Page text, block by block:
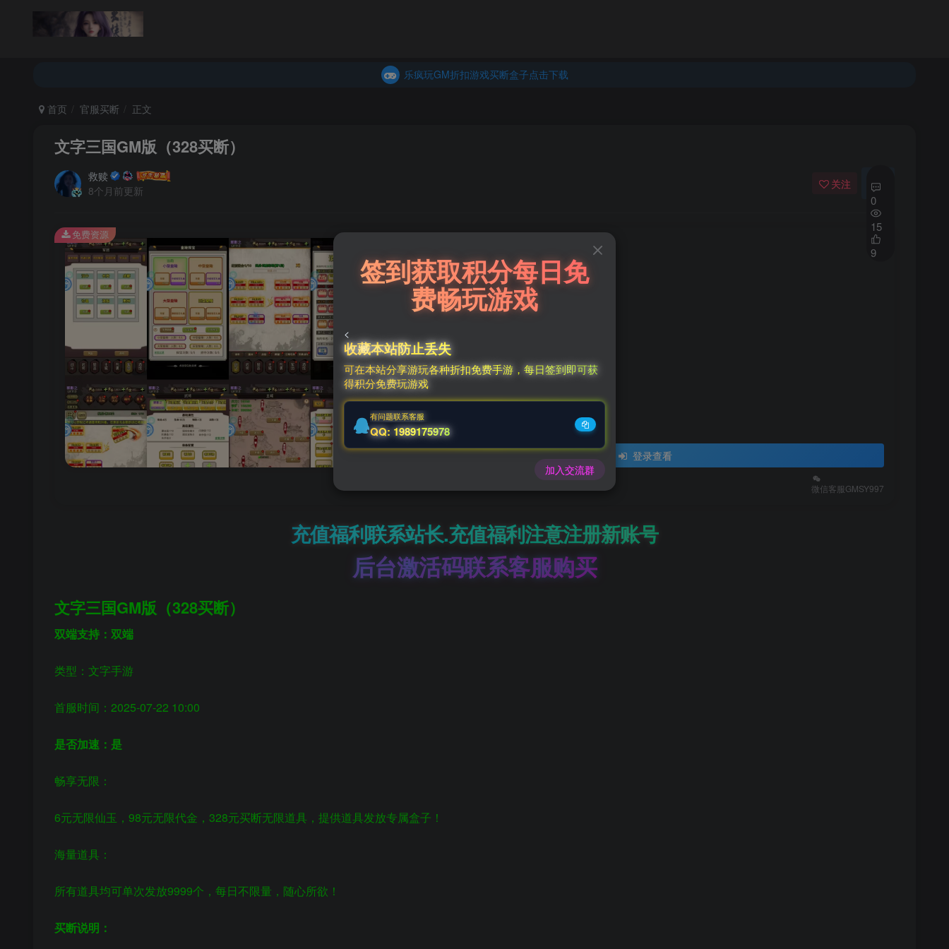
乐疯玩GM折扣游戏买断盒子点击下载
首页 官服买断 正文
文字三国GM版（328买断）
救赎
8个月前更新
关注 私信
0
15
9
此内容为免费资源，请登录后查看
￥0
登录查看
微信客服GMSY997
免费资源
充值福利联系站长.充值福利注意注册新账号
后台激活码联系客服购买
文字三国GM版（328买断）
双端支持：双端
类型：文字手游
首服时间：2025-07-22 10:00
是否加速：是
畅享无限：
6元无限仙玉，98元无限代金，328元买断无限道具，提供道具发放专属盒子！
海量道具：
所有道具均可单次发放9999个，每日不限量，随心所欲！
买断说明：
签到获取积分每日免
费畅玩游戏
<
收藏本站防止丢失
可在本站分享游玩各种折扣免费手游，每日签到即可获
得积分免费玩游戏
有问题联系客服
QQ: 1989175978
加入交流群